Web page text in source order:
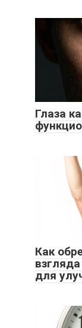
Глаза
Как
для